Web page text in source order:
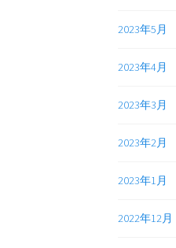
2023年5月
2023年4月
2023年3月
2023年2月
2023年1月
2022年12月